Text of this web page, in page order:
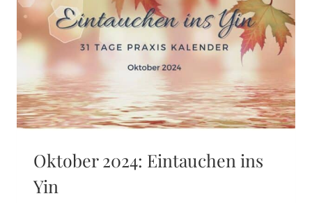
Oktober 2024: Eintauchen ins
Yin